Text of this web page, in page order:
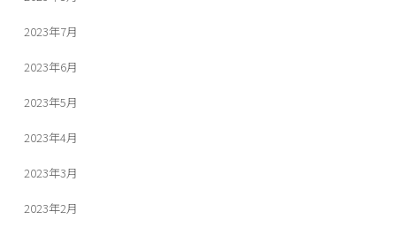
2023年7月
2023年6月
2023年5月
2023年4月
2023年3月
2023年2月